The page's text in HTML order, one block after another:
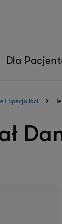
Dla
i Specjaliści